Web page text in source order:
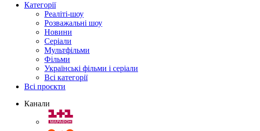
Категорії
Реаліті-шоу
Розважальні шоу
Новини
Серіали
Мультфільми
Фільми
Українські фільми і серіали
Всі категорії
Всі проєкти
Канали